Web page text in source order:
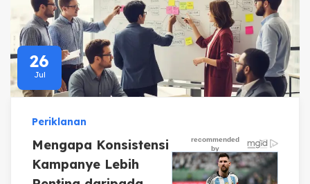
26
Jul
Periklanan
Mengapa Konsistensi
Kampanye Lebih